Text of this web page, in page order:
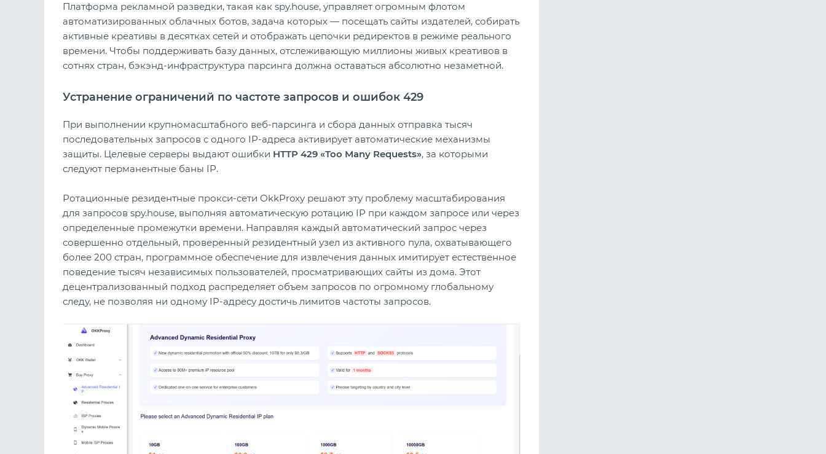
Платформа рекламной разведки, такая как spy.house, управляет огромным флотом
автоматизированных облачных ботов, задача которых — посещать сайты издателей, собирать
активные креативы в десятках сетей и отображать цепочки редиректов в режиме реального
времени. Чтобы поддерживать базу данных, отслеживающую миллионы живых креативов в
сотнях стран, бэкэнд-инфраструктура парсинга должна оставаться абсолютно незаметной.
Устранение ограничений по частоте запросов и ошибок 429
При выполнении крупномасштабного веб-парсинга и сбора данных отправка тысяч
последовательных запросов с одного IP-адреса активирует автоматические механизмы
защиты. Целевые серверы выдают ошибки HTTP 429 «Too Many Requests», за которыми
следуют перманентные баны IP.
Ротационные резидентные прокси-сети OkkProxy решают эту проблему масштабирования
для запросов spy.house, выполняя автоматическую ротацию IP при каждом запросе или через
определенные промежутки времени. Направляя каждый автоматический запрос через
совершенно отдельный, проверенный резидентный узел из активного пула, охватывающего
более 200 стран, программное обеспечение для извлечения данных имитирует естественное
поведение тысяч независимых пользователей, просматривающих сайты из дома. Этот
децентрализованный подход распределяет объем запросов по огромному глобальному
следу, не позволяя ни одному IP-адресу достичь лимитов частоты запросов.